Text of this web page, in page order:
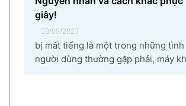
giây!
08/09/2023
bị mất tiếng là một trong những
người dùng thường gặp phải, máy